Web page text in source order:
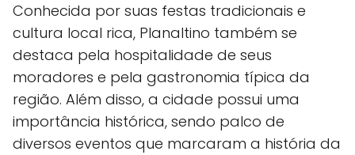
Conhecida por suas festas tradicionais e
cultura local rica, Planaltino também se
destaca pela hospitalidade de seus
moradores e pela gastronomia típica da
região. Além disso, a cidade possui uma
importância histórica, sendo palco de
diversos eventos que marcaram a história da